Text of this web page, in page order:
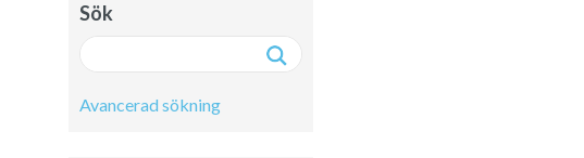
Sök
Avancerad sökning